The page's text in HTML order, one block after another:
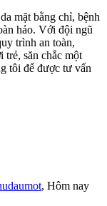
mặt bằng chỉ, bệnh
hảo. Với đội ngũ
trình an toàn,
trẻ, săn chắc một
tôi để được tư vấn
, Hôm nay